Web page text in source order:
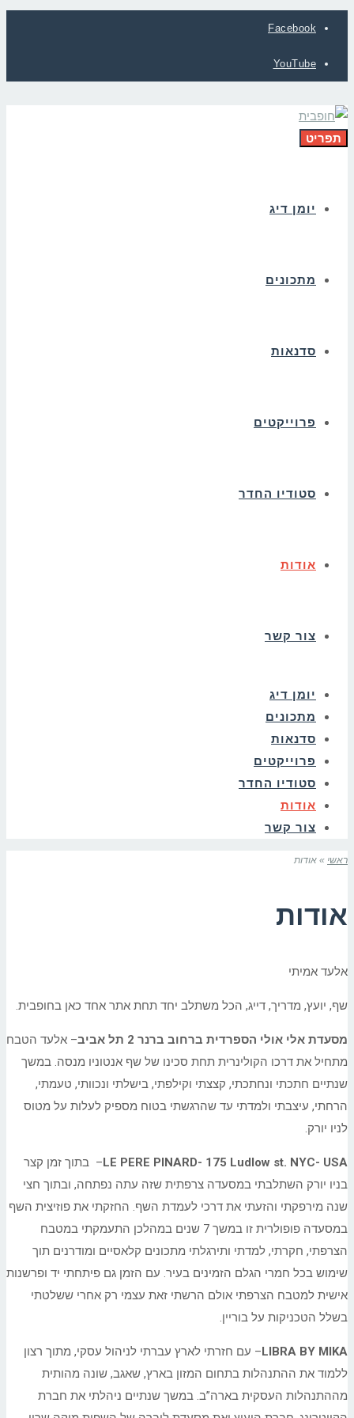
Facebook
YouTube
תפריט
יומן דיג
מתכונים
סדנאות
פרוייקטים
סטודיו החדר
אודות
צור קשר
יומן דיג
מתכונים
סדנאות
פרוייקטים
סטודיו החדר
אודות
צור קשר
ראשי » אודות
אודות
אלעד אמיתי
שף, יועץ, מדריך, דייג, הכל משתלב יחד תחת אתר אחד כאן בחופבית.
מסעדת אלי אולי הספרדית ברחוב ברנר 2 תל אביב
– אלעד הטבח
מתחיל את דרכו הקולינרית תחת סכינו של שף אנטוניו מנסה. במשך
שנתיים חתכתי ונחתכתי, קצצתי וקילפתי, בישלתי ונכוותי, טעמתי,
הרחתי, עיצבתי ולמדתי עד שהרגשתי בטוח מספיק לעלות על מטוס
לניו יורק.
LE PERE PINARD- 175 Ludlow st. NYC- USA
– בתוך זמן קצר
בניו יורק השתלבתי במסעדה צרפתית שזה עתה נפתחה, ובתוך חצי
שנה מירפקתי והזעתי את דרכי לעמדת השף. החזקתי את פוזיצית השף
במסעדה פופולרית זו במשך 7 שנים במהלכן התעמקתי במטבח
הצרפתי, חקרתי, למדתי ותירגלתי מתכונים קלאסיים ומודרנים תוך
שימוש בכל חמרי הגלם הזמינים בעיר. עם הזמן גם פיתחתי יד ופרשנות
אישית למטבח הצרפתי אולם הרשתי זאת עצמי רק אחרי ששלטתי
בשלל הטכניקות על בוריין.
LIBRA BY MIKA– עם חזרתי לארץ עברתי לניהול עסקי, מתוך רצון
ללמוד את ההתנהלות בתחום המזון בארץ, שאגב, שונה מהותית
מההתנהלות העסקית בארה”ב. במשך שנתיים ניהלתי את חברת